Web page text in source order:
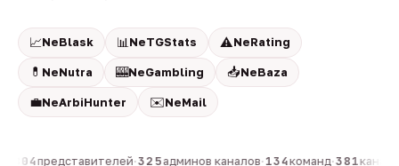
📈NeBlask 📊 NeTGStats ⚠️NeRating
💊 NeNutra 🎰NeGambling 📥NeBaza
💼NeArbiHunter ✉️NeMail
804представителей·325админов каналов·134команд·381